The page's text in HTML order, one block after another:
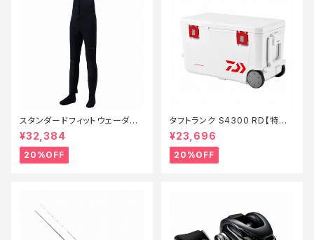
スタンダードフィットウェーダー
3.0FW−040X 黒 SB【特価装
備】【20】
¥32,384
20%OFF
タフトランク S4300 RD【特価
装備】【20】
¥23,696
20%OFF